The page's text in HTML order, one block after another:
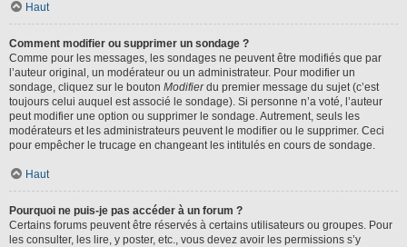
Haut
Comment modifier ou supprimer un sondage ?
Comme pour les messages, les sondages ne peuvent être modifiés que par
l’auteur original, un modérateur ou un administrateur. Pour modifier un
sondage, cliquez sur le bouton Modifierdu premier message du sujet (c’est
toujours celui auquel est associé le sondage). Si personne n’a voté, l’auteur
peut modifier une option ou supprimer le sondage. Autrement, seuls les
modérateurs et les administrateurs peuvent le modifier ou le supprimer. Ceci
pour empêcher le trucage en changeant les intitulés en cours de sondage.
Haut
Pourquoi ne puis-je pas accéder à un forum ?
Certains forums peuvent être réservés à certains utilisateurs ou groupes. Pour
les consulter, les lire, y poster, etc., vous devez avoir les permissions s’y